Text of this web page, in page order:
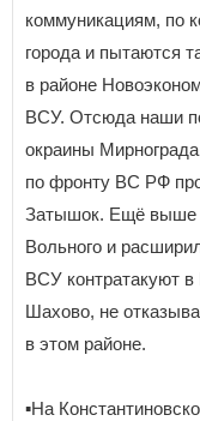
коммуникациям, по
города и пытаются
в районе
ВСУ. Отсюда наши
окраины
по фронту ВС РФ
Затышок. Ещё выше
Вольного и
ВСУ контратакуют
Шахово, не
в этом районе.
▪️На